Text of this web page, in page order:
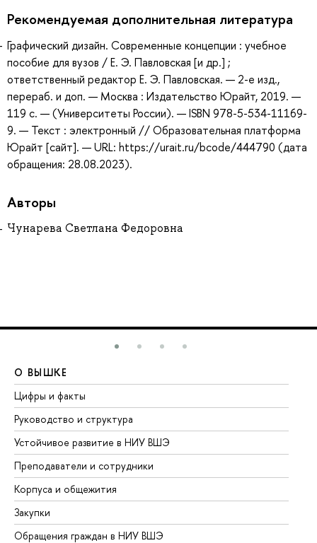
Рекомендуемая дополнительная литература
Графический дизайн. Современные концепции : учебное
пособие для вузов / Е. Э. Павловская [и др.] ;
ответственный редактор Е. Э. Павловская. — 2-е изд.,
перераб. и доп. — Москва : Издательство Юрайт, 2019. —
119 с. — (Университеты России). — ISBN 978-5-534-11169-
9. — Текст : электронный // Образовательная платформа
Юрайт [сайт]. — URL: https://urait.ru/bcode/444790 (дата
обращения: 28.08.2023).
Авторы
Чунарева Светлана Федоровна
О ВЫШКЕ
Цифры и факты
Руководство и структура
Устойчивое развитие в НИУ ВШЭ
Преподаватели и сотрудники
Корпуса и общежития
Закупки
Обращения граждан в НИУ ВШЭ